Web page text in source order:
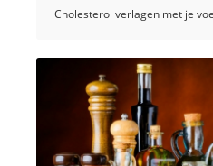
Cholesterol verlagen met je